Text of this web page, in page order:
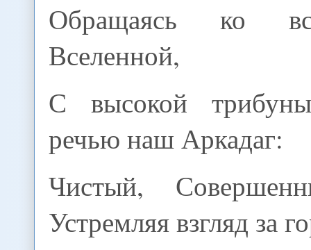
Обращаясь ко
Вселенной,
С высокой
речью наш Аркадаг:
Чистый,
Устремляя взгляд за